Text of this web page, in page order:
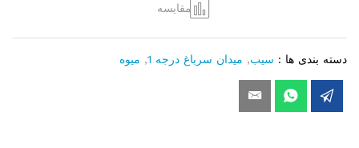
مقایسه
دسته بندی ها : سیب, میدان سرباغ درجه 1 , میوه